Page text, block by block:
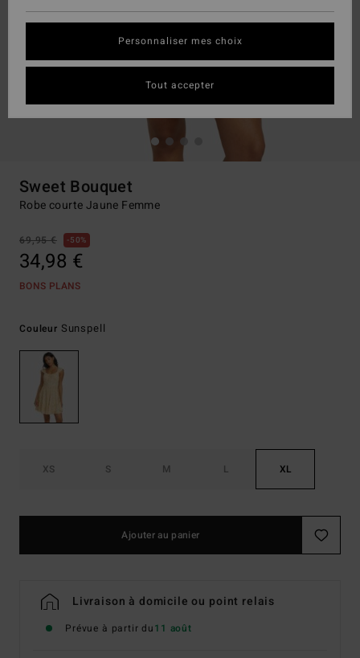
Sweet Bouquet
Robe courte Jaune Femme
69,95 € 50%
34,98 €
BONS PLANS
Couleur Sunspell
XS S M L XL
Ajouter au panier
Livraison à domicile ou point relais
Prévue à partir du11 août
Personnaliser mes choix
Tout accepter